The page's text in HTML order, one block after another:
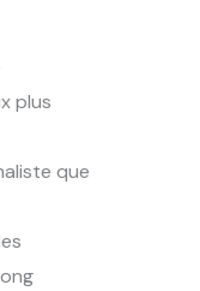
plus
que